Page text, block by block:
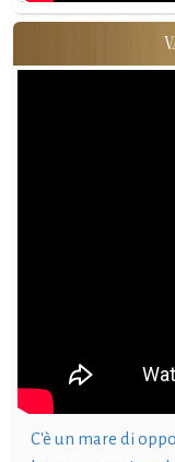
C'è un mare di